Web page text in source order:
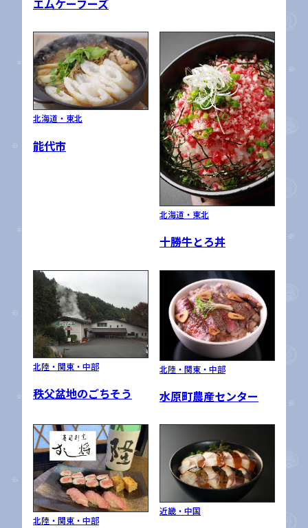
エムケーフーズ
北海道・東北
能代市
北海道・東北
十勝牛とろ丼
北陸・関東・中部
秩父盆地のごちそう
北陸・関東・中部
水原町農産センター
北陸・関東・中部
近畿・中国